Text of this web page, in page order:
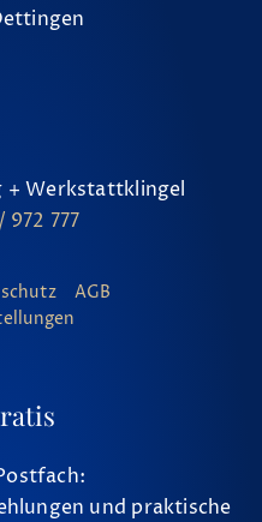
Werkstattklingel
972 777
AGB
und praktische